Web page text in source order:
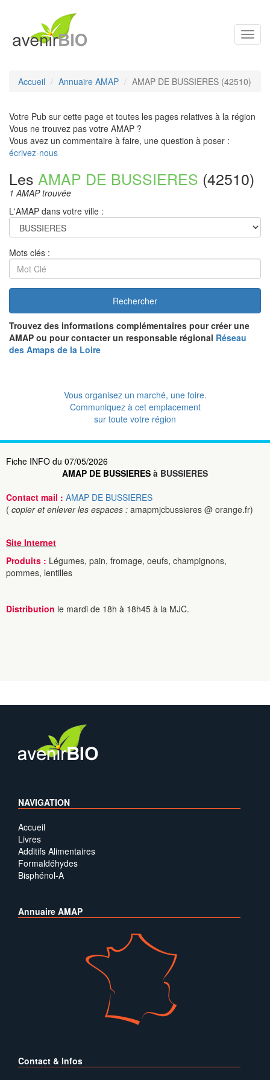
Accueil Annuaire AMAP AMAP DE BUSSIERES (42510)
Votre Pub sur cette page et toutes les pages relatives à la région
Vous ne trouvez pas votre AMAP ?
Vous avez un commentaire à faire, une question à poser :
écrivez-nous
Les AMAP DE BUSSIERES (42510)
1 AMAP trouvée
L'AMAP dans votre ville :
Mots clés :
Rechercher
Trouvez des informations complémentaires pour créer une
AMAP ou pour contacter un responsable régional Réseau
des Amaps de la Loire
Vous organisez un marché, une foire.
Communiquez à cet emplacement
sur toute votre région
Fiche INFO du 07/05/2026
AMAP DE BUSSIERES à BUSSIERES
Contact mail : AMAP DE BUSSIERES
( copier et enlever les espaces : amapmjcbussieres @ orange.fr)
Site Internet
Produits : Légumes, pain, fromage, oeufs, champignons,
pommes, lentilles
Distribution le mardi de 18h à 18h45 à la MJC.
NAVIGATION
Accueil
Livres
Additifs Alimentaires
Formaldéhydes
Bisphénol-A
Annuaire AMAP
Contact & Infos